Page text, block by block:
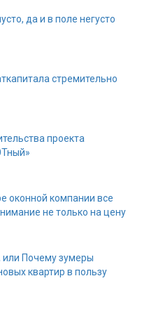
да и в поле негусто
стремительно
проекта
оконной компании все
не только на цену
Почему зумеры
квартир в пользу